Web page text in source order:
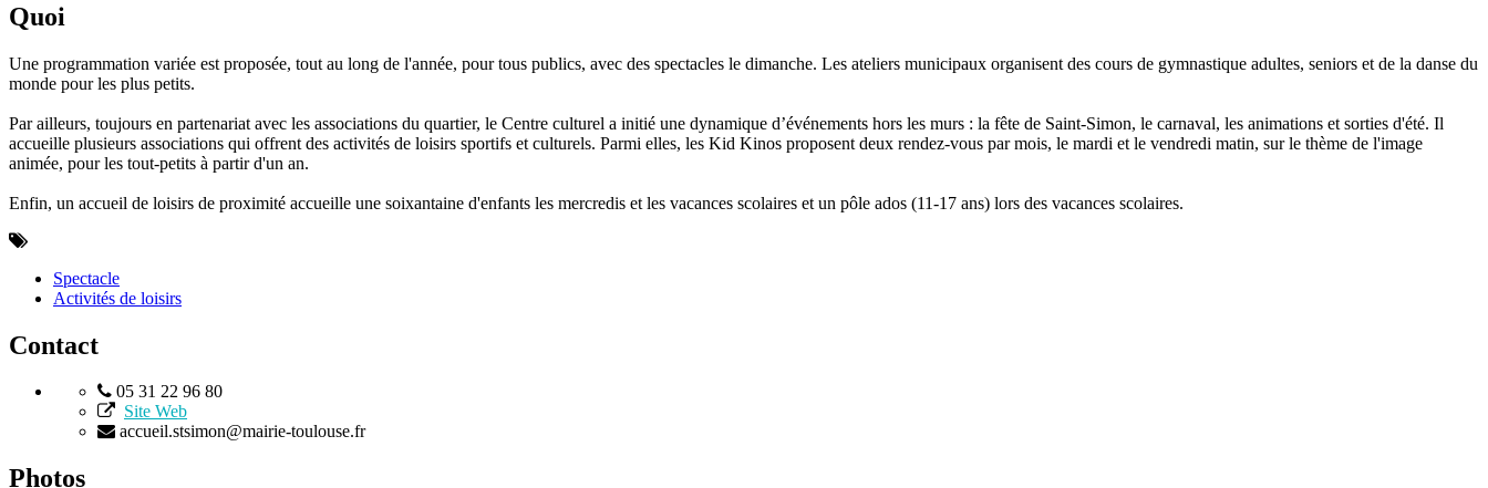
Quoi
Une programmation variée est proposée, tout au long de l'année, pour tous publics, avec des spectacles le dimanche. Les ateliers municipaux organisent des cours de gymnastique adultes, seniors et de la danse du
monde pour les plus petits.
Par ailleurs, toujours en partenariat avec les associations du quartier, le Centre culturel a initié une dynamique d’événements hors les murs : la fête de Saint-Simon, le carnaval, les animations et sorties d'été. Il
accueille plusieurs associations qui offrent des activités de loisirs sportifs et culturels. Parmi elles, les Kid Kinos proposent deux rendez-vous par mois, le mardi et le vendredi matin, sur le thème de l'image
animée, pour les tout-petits à partir d'un an.
Enfin, un accueil de loisirs de proximité accueille une soixantaine d'enfants les mercredis et les vacances scolaires et un pôle ados (11-17 ans) lors des vacances scolaires.
Spectacle
Activités de loisirs
Contact
05 31 22 96 80
Site Web
accueil.stsimon@mairie-toulouse.fr
Photos